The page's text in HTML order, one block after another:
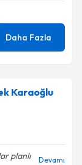
Daha Fazla
Karaoğlu
planlı
Devamı